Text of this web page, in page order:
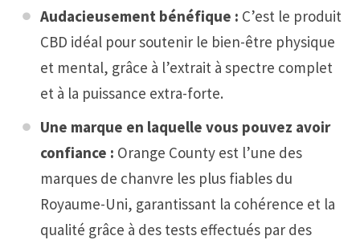
Audacieusement bénéfique : C’est le produit
CBD idéal pour soutenir le bien-être physique
et mental, grâce à l’extrait à spectre complet
et à la puissance extra-forte.
Une marque en laquelle vous pouvez avoir
confiance : Orange County est l’une des
marques de chanvre les plus fiables du
Royaume-Uni, garantissant la cohérence et la
qualité grâce à des tests effectués par des